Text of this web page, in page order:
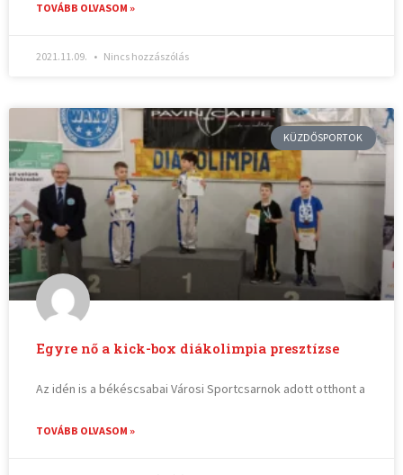
TOVÁBB OLVASOM »
2021.11.09. Nincs hozzászólás
KÜZDŐSPORTOK
Egyre nő a kick-box diákolimpia presztízse
Az idén is a békéscsabai Városi Sportcsarnok adott otthont a
TOVÁBB OLVASOM »